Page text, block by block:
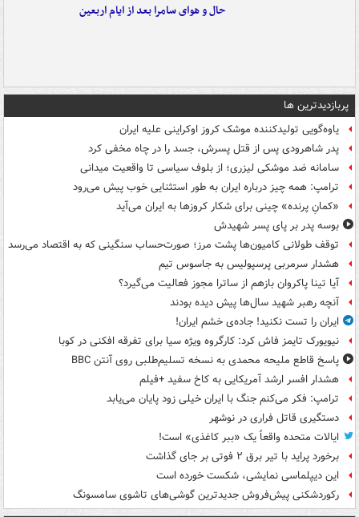
حال و هوای سامرا بعد از ایام اربعین
پربازدیدترین ها
یاوه‌گویی تولیدکننده موشک کروز اوکراینی علیه ایران
پدر شاهرودی پس از قتل پسرش، جسد را در چاه مخفی کرد
سامانه ضد موشکی لیزری؛ از بلوف سیاسی تا واقعیت میدانی
ترامپ: همه چیز درباره ایران به طور استثنایی خوب پیش می‌رود
«کمانِ پرنده» چینی برای شکار کروزها به ایران می‌آید
بوسه‌ پدر بر پای پسر شهیدش
توقف طولانی کامیون‌ها پشت مرز؛ صورت‌حساب سنگینی که به اقتصاد می‌رسد
هشدار سرمربی پرسپولیس به جاسوس تیم
آیا تینا پاکروان بازهم از ساترا مجوز فعالیت می‌گیرد؟
آنچه رهبر شهید سال‌ها پیش دیده بودند
ایران را تست نکنید! جاده‌ی خشم ایران!
نیویورک تایمز فاش کرد: کارگروه ویژه سیا برای تفرقه افکنی در کوبا
پاسخ قاطع ملیحه محمدی به نسخه تسلیم‌طلبی روی آنتن BBC
هشدار افسر ارشد آمریکایی به کاخ سفید +فیلم
ترامپ: فکر می‌کنم جنگ با ایران خیلی زود پایان می‌یابد
دستگیری قاتل فراری در نوشهر
ایالات متحده واقعاً یک «ببر کاغذی» است!
برخورد پراید با تیر برق ۲ فوتی بر جای گذاشت
این دیپلماسی نمایشی، شکست خورده است
رکوردشکنی پیش‌فروش جدیدترین گوشی‌های تاشوی سامسونگ